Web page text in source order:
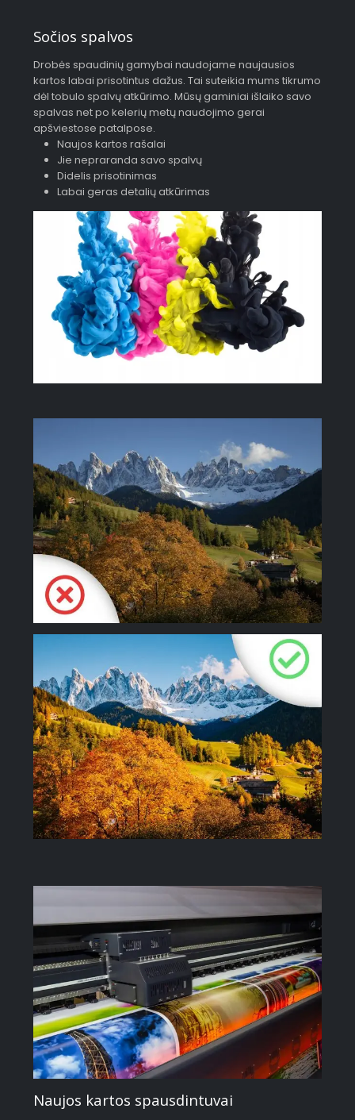
Sočios spalvos
Drobės spaudinių gamybai naudojame naujausios
kartos labai prisotintus dažus. Tai suteikia mums tikrumo
dėl tobulo spalvų atkūrimo. Mūsų gaminiai išlaiko savo
spalvas net po kelerių metų naudojimo gerai
apšviestose patalpose.
Naujos kartos rašalai
Jie nepraranda savo spalvų
Didelis prisotinimas
Labai geras detalių atkūrimas
Naujos kartos spausdintuvai